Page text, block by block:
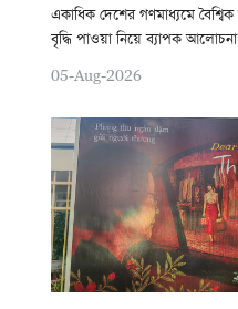
একাধিক দেশের গণমাধ্যমে বৈশ্বিক
বৃদ্ধি পাওয়া নিয়ে ব্যাপক
05-Aug-2026